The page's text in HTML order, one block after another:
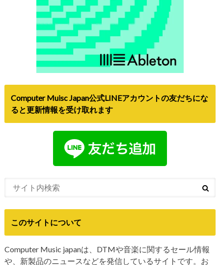
Computer Muisc Japan公式LINEアカウントの友だちにな
ると更新情報を受け取れます
Computer Music japanは、DTMや音楽に関するセール情報
や、新製品のニュースなどを発信しているサイトです。お
問い合わせや、個人情報・広告についてはこちらをご覧く
ださい。